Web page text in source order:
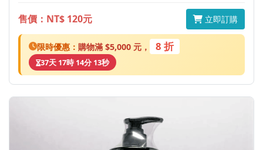
售價：NT$ 120元 立即訂購
限時優惠： 購物滿 $5,000 元， 8 折
37天 17時 14分 13秒